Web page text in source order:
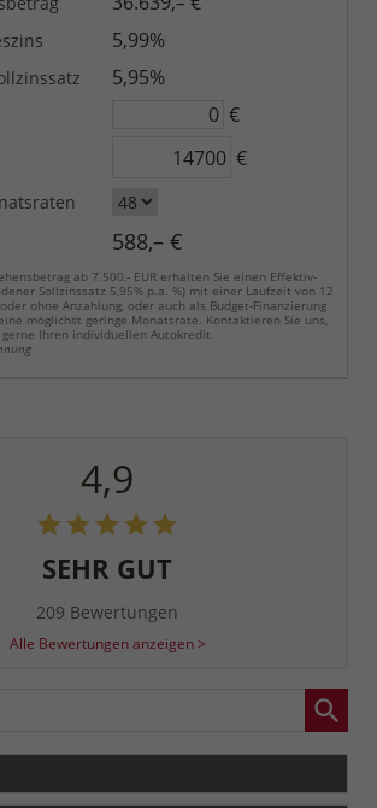
5,99%
5,95%
€
€
588,– €
ab 7.500,- EUR erhalten Sie einen Effektiv-
Sollzinssatz 5,95% p.a. %) mit einer Laufzeit von 12
ohne Anzahlung, oder auch als Budget-Finanzierung
möglichst geringe Monatsrate. Kontaktieren Sie uns,
Ihren individuellen Autokredit.
4,9
SEHR GUT
209 Bewertungen
Alle Bewertungen anzeigen >